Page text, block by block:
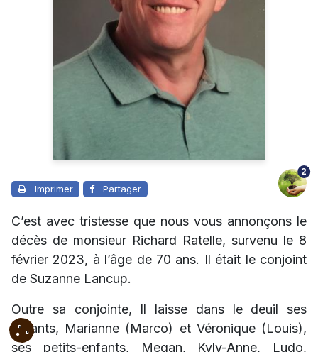
Imprimer Partager
2
C’est avec tristesse que nous vous annonçons le
décès de monsieur Richard Ratelle, survenu le 8
février 2023, à l’âge de 70 ans. Il était le conjoint
de Suzanne Lancup.
Outre sa conjointe, Il laisse dans le deuil ses
enfants, Marianne (Marco) et Véronique (Louis),
ses petits-enfants,
Megan, Kyly-Anne, Ludo,